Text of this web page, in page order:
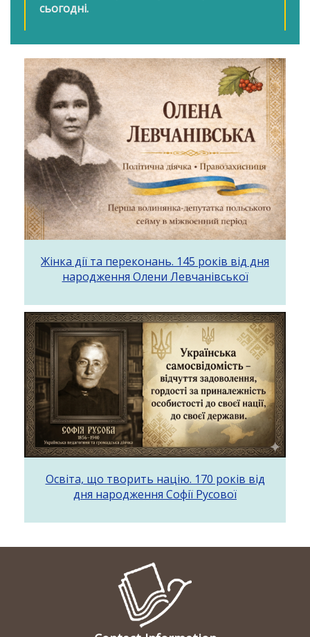
сьогодні.
Жінка дії та переконань. 145 років від дня
народження Олени Левчанівської
Освіта, що творить націю. 170 років від
дня народження Софії Русової